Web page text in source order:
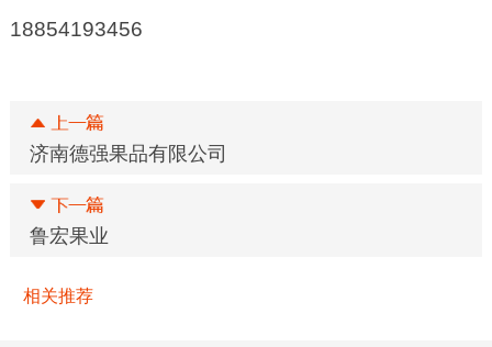
18854193456
济南德强果品有限公司
鲁宏果业
相关推荐